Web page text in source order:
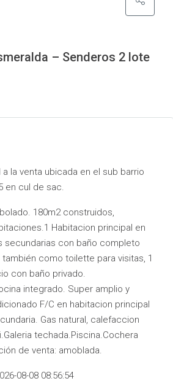
– Senderos 2 lote
la venta ubicada en el sub barrio
en cul de sac.
180m2 construidos,
Habitacion principal en
secundarias con baño completo
como toilette para visitas, 1
con baño privado.
integrado. Super amplio y
F/C en habitacion principal
Gas natural, calefaccion
techada.Piscina.Cochera
de venta: amoblada.
08-08 08:56:54